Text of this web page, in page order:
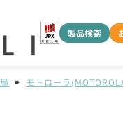
製品検索
モトローラ